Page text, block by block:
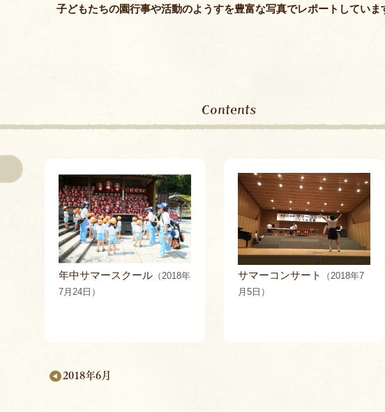
子どもたちの園行事や活動のようすを豊富な写真でレポートしていま
Contents
年中サマースクール（2018年
7月24日）
サマーコンサート
（2018年7
月5日）
2018年6月